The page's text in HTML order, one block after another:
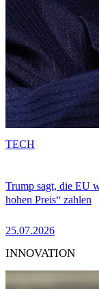
Trump sagt, die EU
hohen Preis“ zahlen
25.07.2026
TECH
INNOVATION